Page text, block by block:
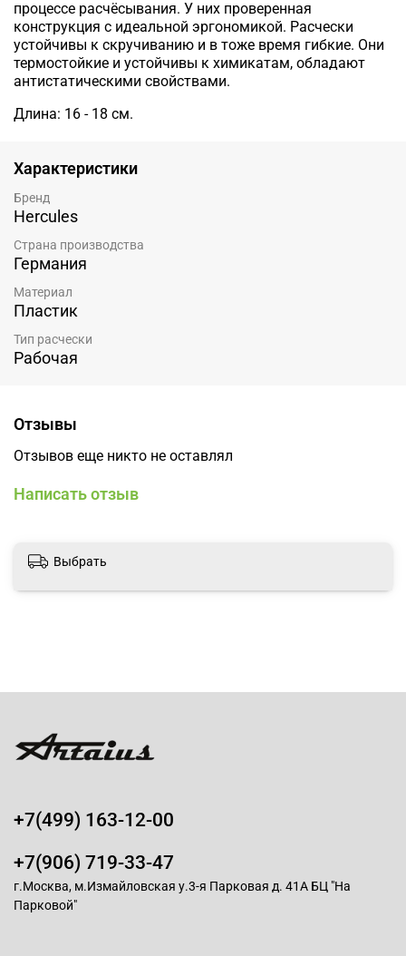
процессе расчёсывания. У них проверенная
конструкция с идеальной эргономикой. Расчески
устойчивы к скручиванию и в тоже время гибкие. Они
термостойкие и устойчивы к химикатам, обладают
антистатическими свойствами.
Длина: 16 - 18 см.
Характеристики
Бренд
Hercules
Страна производства
Германия
Материал
Пластик
Тип расчески
Рабочая
Отзывы
Отзывов еще никто не оставлял
Написать отзыв
Выбрать
+7(499) 163-12-00
+7(906) 719-33-47
г.Москва, м.Измайловская у.3-я Парковая д. 41А БЦ "На
Парковой"